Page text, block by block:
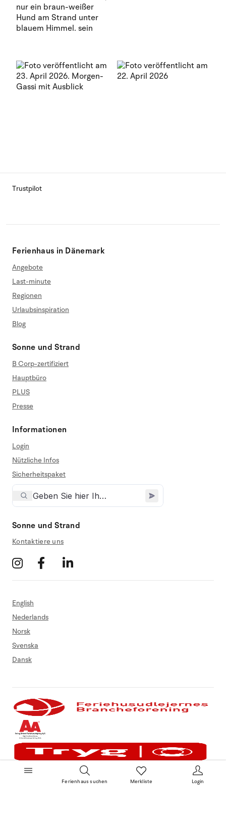
Trustpilot
Ferienhaus in Dänemark
Angebote
Last-minute
Regionen
Urlaubsinspiration
Blog
Sonne und Strand
B Corp-zertifiziert
Hauptbüro
PLUS
Presse
Informationen
Login
Nützliche Infos
Sicherheitspaket
Sonne und Strand
Kontaktiere uns
English
Nederlands
Norsk
Svenska
Dansk
Ferienhaus suchen Merkliste Login